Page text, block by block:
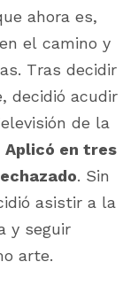
ahora es,
en el camino y
Tras decidir
decidió acudir
de la
Aplicó en tres
. Sin
asistir a la
y seguir
arte.